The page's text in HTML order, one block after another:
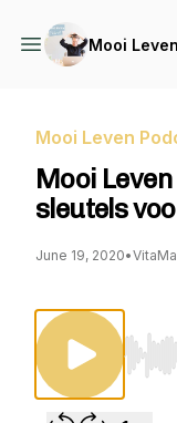
Mooi
Mooi Leven
Mooi
sleutels
June 19, 2020•
Use